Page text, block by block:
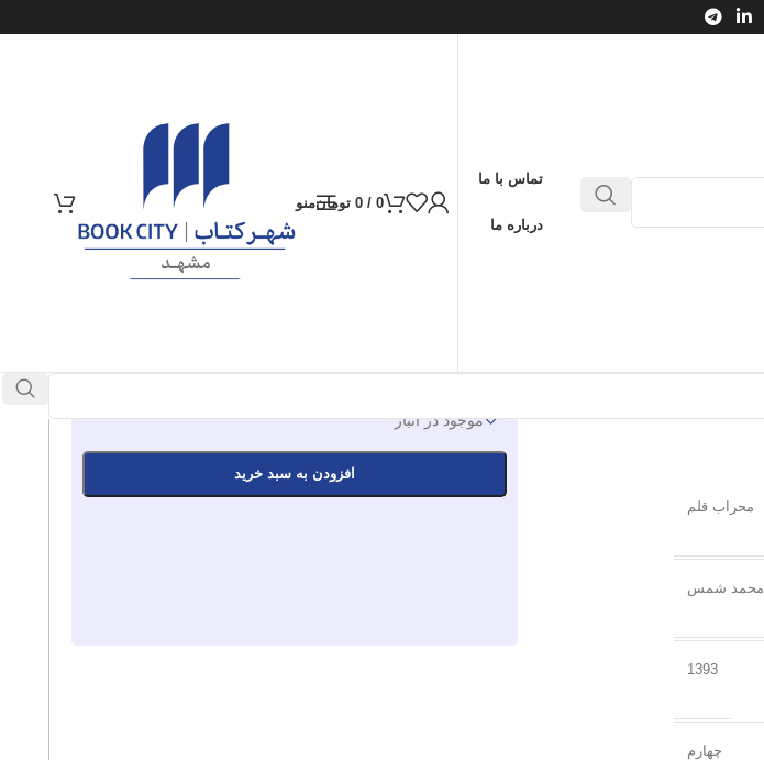
تماس با ما
درباره ما
0
/
0 تومانمنو
افسانه‌های ملل 10
محراب قلم
محمد شمس
1393
چهارم
موجود در انبار
افزودن به سبد خرید